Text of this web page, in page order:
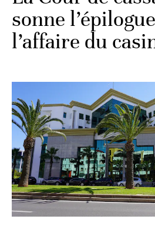
sonne
l’affaire du